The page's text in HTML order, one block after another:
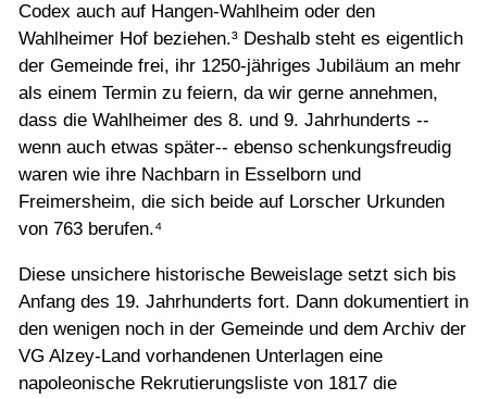
Codex auch auf Hangen-Wahlheim oder den
Wahlheimer Hof beziehen.³ Deshalb steht es eigentlich
der Gemeinde frei, ihr 1250-jähriges Jubiläum an mehr
als einem Termin zu feiern, da wir gerne annehmen,
dass die Wahlheimer des 8. und 9. Jahrhunderts --
wenn auch etwas später-- ebenso schenkungsfreudig
waren wie ihre Nachbarn in Esselborn und
Freimersheim, die sich beide auf Lorscher Urkunden
von 763 berufen.⁴
Diese unsichere historische Beweislage setzt sich bis
Anfang des 19. Jahrhunderts fort. Dann dokumentiert in
den wenigen noch in der Gemeinde und dem Archiv der
VG Alzey-Land vorhandenen Unterlagen eine
napoleonische Rekrutierungsliste von 1817 die